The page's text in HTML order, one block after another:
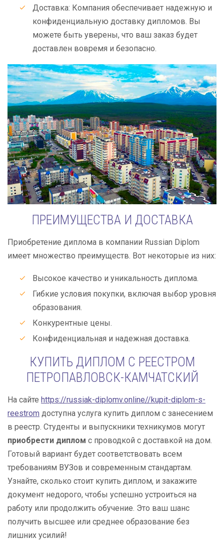
Доставка: Компания обеспечивает надежную и
конфиденциальную доставку дипломов. Вы
можете быть уверены, что ваш заказ будет
доставлен вовремя и безопасно.
ПРЕИМУЩЕСТВА И ДОСТАВКА
Приобретение диплома в компании Russian Diplom
имеет множество преимуществ. Вот некоторые из них:
Высокое качество и уникальность диплома.
Гибкие условия покупки, включая выбор уровня
образования.
Конкурентные цены.
Конфиденциальная и надежная доставка.
КУПИТЬ ДИПЛОМ С РЕЕСТРОМ
ПЕТРОПАВЛОВСК-КАМЧАТСКИЙ
На сайте https://russiak-diplomv.online//kupit-diplom-s-
reestrom доступна услуга купить диплом с занесением
в реестр. Студенты и выпускники техникумов могут
приобрести диплом с проводкой с доставкой на дом.
Готовый вариант будет соответствовать всем
требованиям ВУЗов и современным стандартам.
Узнайте, сколько стоит купить диплом, и закажите
документ недорого, чтобы успешно устроиться на
работу или продолжить обучение. Это ваш шанс
получить высшее или среднее образование без
лишних усилий!